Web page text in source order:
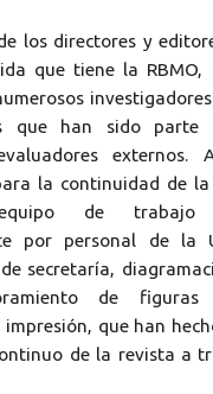
los directores y
que tiene la RBMO,
que han sido parte
externos.
la continuidad de
de trabajo
por personal de la
secretaría,
de
que han
de la revista a